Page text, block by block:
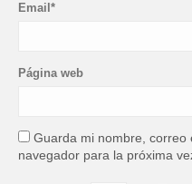
Email*
Página web
Guarda mi nombre, correo
navegador para la próxima